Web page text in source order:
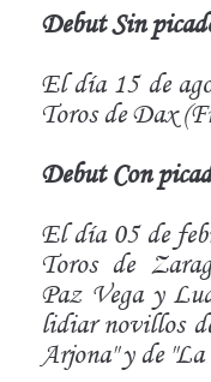
Debut Sin
El día 15 de
Toros de Dax
Debut Con
El día 05 de
Toros de
Paz Vega y
lidiar novillos
Arjona" y de